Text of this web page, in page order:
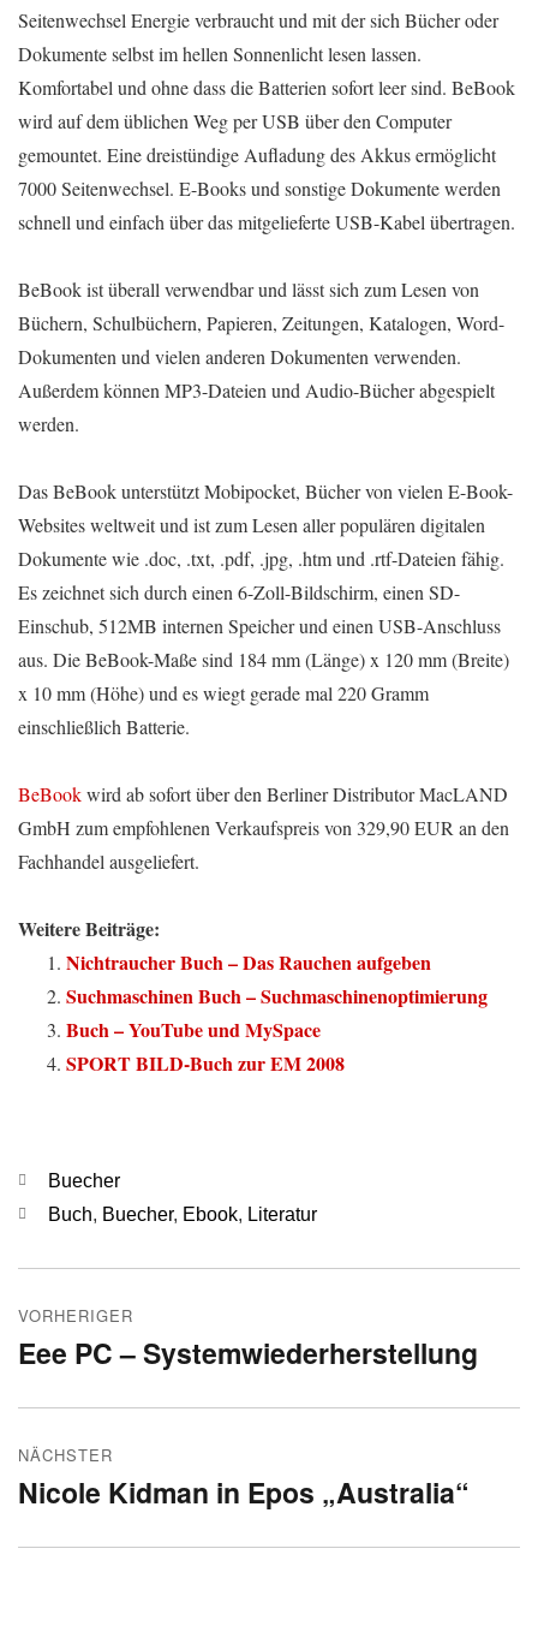
Seitenwechsel Energie verbraucht und mit der sich Bücher oder
Dokumente selbst im hellen Sonnenlicht lesen lassen.
Komfortabel und ohne dass die Batterien sofort leer sind. BeBook
wird auf dem üblichen Weg per USB über den Computer
gemountet. Eine dreistündige Aufladung des Akkus ermöglicht
7000 Seitenwechsel. E-Books und sonstige Dokumente werden
schnell und einfach über das mitgelieferte USB-Kabel übertragen.
BeBook ist überall verwendbar und lässt sich zum Lesen von
Büchern, Schulbüchern, Papieren, Zeitungen, Katalogen, Word-
Dokumenten und vielen anderen Dokumenten verwenden.
Außerdem können MP3-Dateien und Audio-Bücher abgespielt
werden.
Das BeBook unterstützt Mobipocket, Bücher von vielen E-Book-
Websites weltweit und ist zum Lesen aller populären digitalen
Dokumente wie .doc, .txt, .pdf, .jpg, .htm und .rtf-Dateien fähig.
Es zeichnet sich durch einen 6-Zoll-Bildschirm, einen SD-
Einschub, 512MB internen Speicher und einen USB-Anschluss
aus. Die BeBook-Maße sind 184 mm (Länge) x 120 mm (Breite)
x 10 mm (Höhe) und es wiegt gerade mal 220 Gramm
einschließlich Batterie.
BeBookwird ab sofort über den Berliner Distributor MacLAND
GmbH zum empfohlenen Verkaufspreis von 329,90 EUR an den
Fachhandel ausgeliefert.
Weitere Beiträge:
Nichtraucher Buch – Das Rauchen aufgeben
Suchmaschinen Buch – Suchmaschinenoptimierung
Buch – YouTube und MySpace
SPORT BILD-Buch zur EM 2008
Kategorien
Buecher
Schlagwörter
Buch, Buecher, Ebook, Literatur
VORHERIGER
Vorheriger
Eee PC – Systemwiederherstellung
NÄCHSTER
Nächster
Nicole Kidman in Epos „Australia“